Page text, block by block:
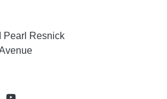
Pearl Resnick